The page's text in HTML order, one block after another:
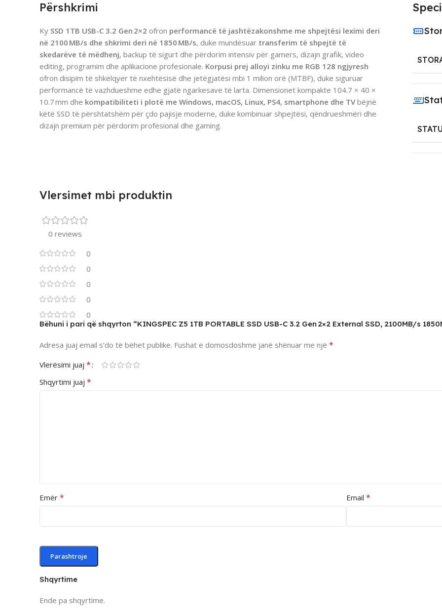
Përshkrimi
Ky SSD 1TB USB-C 3.2 Gen 2×2 ofron performancë të jashtëzakonshme me shpejtësi leximi deri
në 2100 MB/s dhe shkrimi deri në 1850 MB/s, duke mundësuar transferim të shpejtë të
skedarëve të mëdhenj, backup të sigurt dhe përdorim intensiv për gamers, dizajn grafik, video
editing, programim dhe aplikacione profesionale. Korpusi prej alloyi zinku me RGB 128 ngjyresh
ofron disipim të shkëlqyer të nxehtësisë dhe jetëgjatësi mbi 1 milion orë (MTBF), duke siguruar
performancë të vazhdueshme edhe gjatë ngarkesave të larta. Dimensionet kompakte 104.7 × 40 ×
10.7 mm dhe kompatibiliteti i plotë me Windows, macOS, Linux, PS4, smartphone dhe TV bëjnë
këtë SSD të përshtatshëm për çdo pajisje moderne, duke kombinuar shpejtësi, qëndrueshmëri dhe
dizajn premium për përdorim profesional dhe gaming.
Vlersimet mbi produktin
0 reviews
0
0
0
0
0
Shqyrtime
Ende pa shqyrtime.
Bëhuni i pari që shqyrton “KINGSPEC Z5 1TB PORTABLE SSD USB-C 3.2 Gen 2×2 External SSD, 2100MB/s
Adresa juaj email s’do të bëhet publike. Fushat e domosdoshme janë shënuar me një *
Vlerësimi juaj *
Shqyrtimi juaj *
Emër * Email *